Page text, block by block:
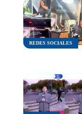
REDES SOCIALES